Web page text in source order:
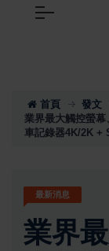
首頁
發文
業界最大觸控螢
車記錄器4K/2K +
最新消息
業界